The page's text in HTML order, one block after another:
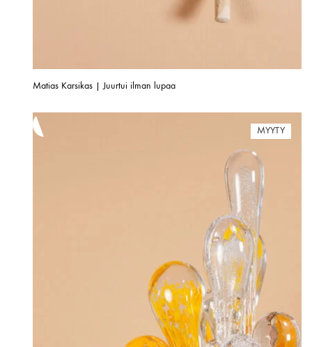
Matias Karsikas | Juurtui ilman lupaa
MYYTY